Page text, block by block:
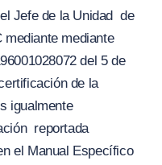
Jefe de la Unidad de
mediante mediante
del 5 de
de la
igualmente
reportada
el Manual Específico